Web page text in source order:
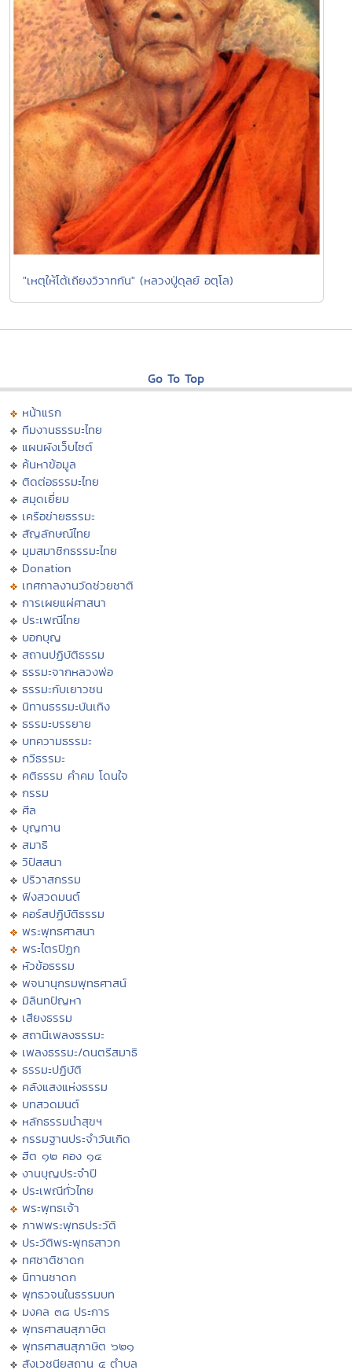
"เหตุให้โต้เถียงวิวาทกัน" (หลวงปู่ดุลย์ อตุโล)
Go To Top
หน้าแรก
ทีมงานธรรมะไทย
แผนผังเว็บไซต์
ค้นหาข้อมูล
ติดต่อธรรมะไทย
สมุดเยี่ยม
เครือข่ายธรรมะ
สัญลักษณ์ไทย
มุมสมาชิกธรรมะไทย
Donation
เทศกาลงานวัดช่วยชาติ
การเผยแผ่ศาสนา
ประเพณีไทย
บอกบุญ
สถานปฏิบัติธรรม
ธรรมะจากหลวงพ่อ
ธรรมะกับเยาวชน
นิทานธรรมะบันเทิง
ธรรมะบรรยาย
บทความธรรมะ
กวีธรรมะ
คติธรรม คำคม โดนใจ
กรรม
ศีล
บุญทาน
สมาธิ
วิปัสสนา
ปริวาสกรรม
ฟังสวดมนต์
คอร์สปฏิบัติธรรม
พระพุทธศาสนา
พระไตรปิฏก
หัวข้อธรรม
พจนานุกรมพุทธศาสน์
มิลินทปัญหา
เสียงธรรม
สถานีเพลงธรรมะ
เพลงธรรมะ/ดนตรีสมาธิ
ธรรมะปฏิบัติ
คลังแสงแห่งธรรม
บทสวดมนต์
หลักธรรมนำสุขฯ
กรรมฐานประจำวันเกิด
ฮีต ๑๒ คอง ๑๔
งานบุญประจำปี
ประเพณีทั่วไทย
พระพุทธเจ้า
ภาพพระพุทธประวัติ
ประวัติพระพุทธสาวก
ทศชาติชาดก
นิทานชาดก
พุทธวจนในธรรมบท
มงคล ๓๘ ประการ
พุทธศาสนสุภาษิต
พุทธศาสนสุภาษิต ๖๒๑
สังเวชนียสถาน ๔ ตำบล